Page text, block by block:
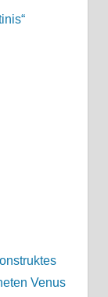
Venus